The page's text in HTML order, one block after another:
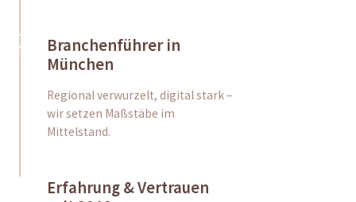
Branchenführer in
München
Regional verwurzelt, digital stark –
wir setzen Maßstäbe im
Mittelstand.
Erfahrung & Vertrauen